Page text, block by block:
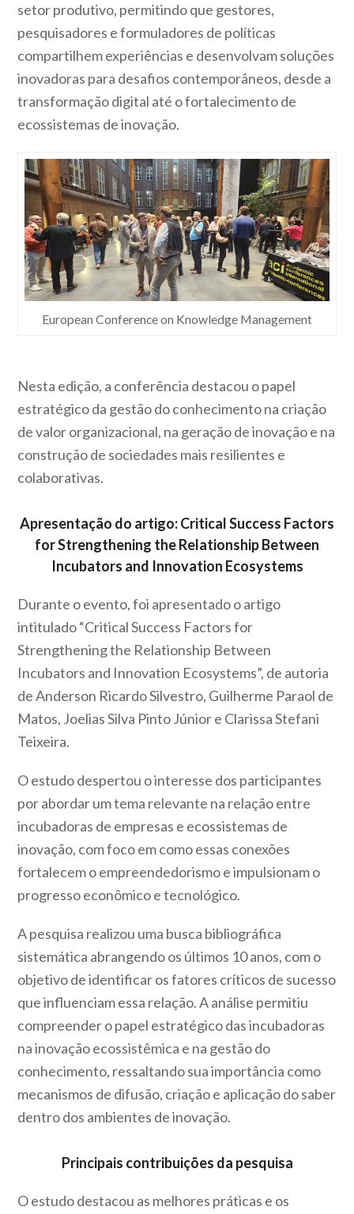
setor produtivo, permitindo que gestores,
pesquisadores e formuladores de políticas
compartilhem experiências e desenvolvam soluções
inovadoras para desafios contemporâneos, desde a
transformação digital até o fortalecimento de
ecossistemas de inovação.
European Conference on Knowledge Management
Nesta edição, a conferência destacou o papel
estratégico da gestão do conhecimento na criação
de valor organizacional, na geração de inovação e na
construção de sociedades mais resilientes e
colaborativas.
Apresentação do artigo: Critical Success Factors
for Strengthening the Relationship Between
Incubators and Innovation Ecosystems
Durante o evento, foi apresentado o artigo
intitulado “Critical Success Factors for
Strengthening the Relationship Between
Incubators and Innovation Ecosystems”, de autoria
de Anderson Ricardo Silvestro, Guilherme Paraol de
Matos, Joelias Silva Pinto Júnior e Clarissa Stefani
Teixeira.
O estudo despertou o interesse dos participantes
por abordar um tema relevante na relação entre
incubadoras de empresas e ecossistemas de
inovação, com foco em como essas conexões
fortalecem o empreendedorismo e impulsionam o
progresso econômico e tecnológico.
A pesquisa realizou uma busca bibliográfica
sistemática abrangendo os últimos 10 anos, com o
objetivo de identificar os fatores críticos de sucesso
que influenciam essa relação. A análise permitiu
compreender o papel estratégico das incubadoras
na inovação ecossistêmica e na gestão do
conhecimento, ressaltando sua importância como
mecanismos de difusão, criação e aplicação do saber
dentro dos ambientes de inovação.
Principais contribuições da pesquisa
O estudo destacou as melhores práticas e os